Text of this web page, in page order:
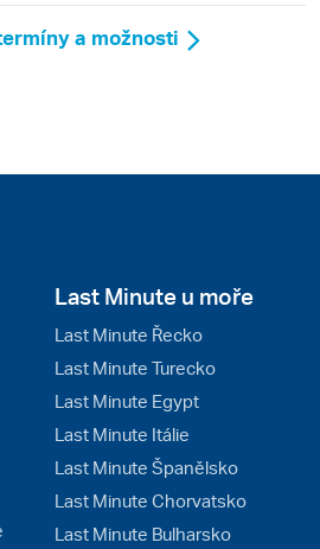
a možnosti
Last Minute u moře
Last Minute Řecko
Last Minute Turecko
Last Minute Egypt
Last Minute Itálie
Last Minute Španělsko
Last Minute Chorvatsko
Last Minute Bulharsko